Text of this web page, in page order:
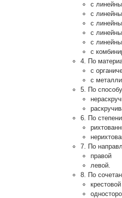
с
с
с
с
с
с
4. По
с
с
5. По
6. По
7. По
правой
левой.
8. По